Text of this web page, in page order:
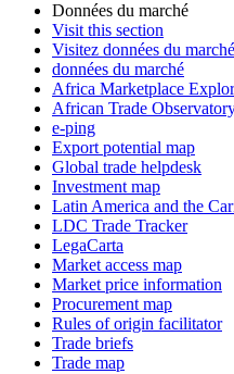
Données du marché
Visit this section
Visitez données du marché
données du marché
Africa Marketplace
African Trade
e-ping
Export potential map
Global trade helpdesk
Investment map
Latin America and the
LDC Trade Tracker
LegaCarta
Market access map
Market price information
Procurement map
Rules of origin facilitator
Trade briefs
Trade map